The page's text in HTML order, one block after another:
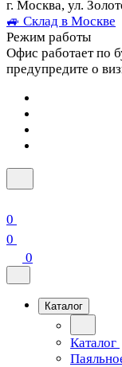
г. Москва, ул.
🚙 Склад в Москве
Режим работы
Офис работает по
предупредите о
0
0
0
Каталог
Каталог